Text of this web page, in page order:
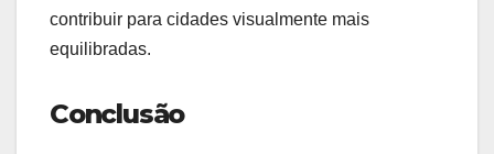
contribuir para cidades visualmente mais
equilibradas.
Conclusão